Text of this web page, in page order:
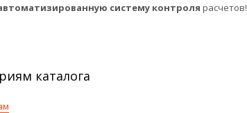
систему контроля расчетов!
каталога